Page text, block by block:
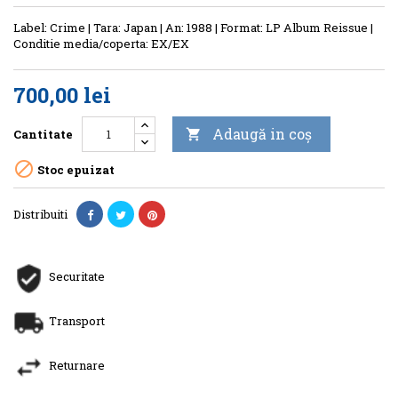
Label: Crime | Tara: Japan | An: 1988 | Format: LP Album Reissue |
Conditie media/coperta: EX/EX
700,00 lei
Cantitate  Adaugă in coş
 Stoc epuizat
Distribuiti
Securitate
Transport
Returnare